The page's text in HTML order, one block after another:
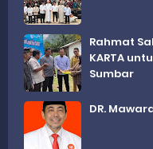
Rahmat
KARTA
Sumbar
DR.